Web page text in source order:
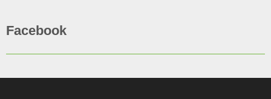
Facebook